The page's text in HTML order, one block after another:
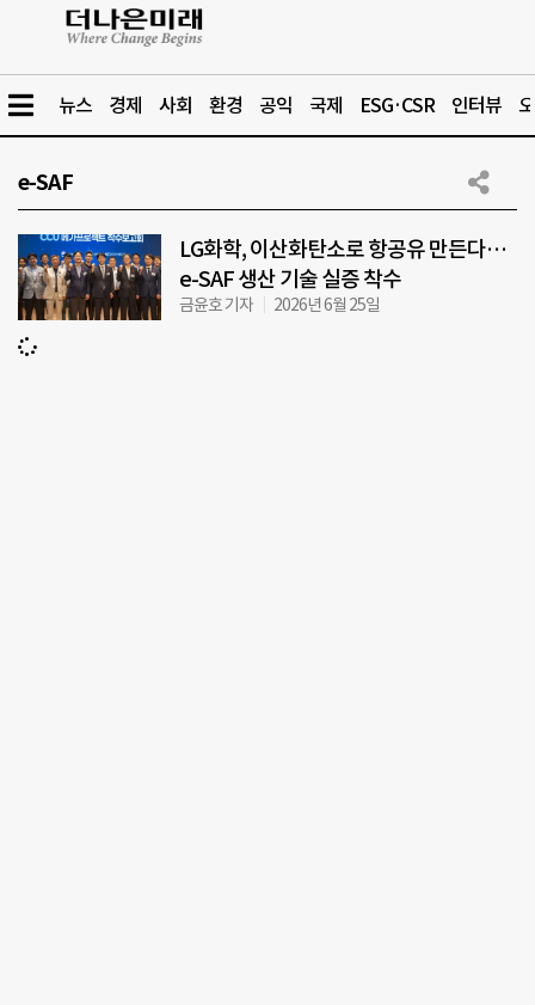
뉴스 경제 사회 환경 공익 국제 ESG·CSR 인터뷰
e-SAF
LG화학, 이산화탄소로 항공유 만든다…
e-SAF 생산 기술 실증 착수
금윤호 기자 2026년 6월 25일